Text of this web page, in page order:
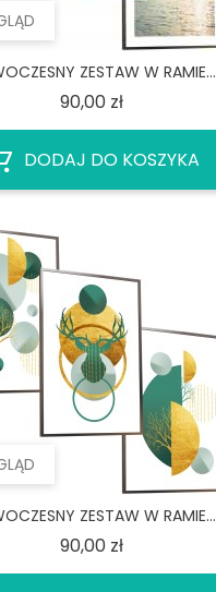
ZESTAW W RAMIE...
90,00 złCena
DODAJ DO KOSZYKA
ZESTAW W RAMIE...
90,00 złCena